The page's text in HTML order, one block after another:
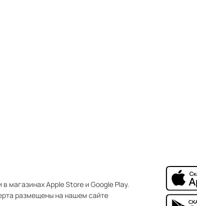
магазинах Apple Store и Google Play.
размещены на нашем сайте